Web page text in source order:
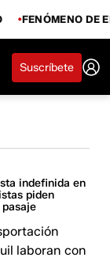
FENÓMENO DE
Suscríbete
indefinida en
piden
laboran con